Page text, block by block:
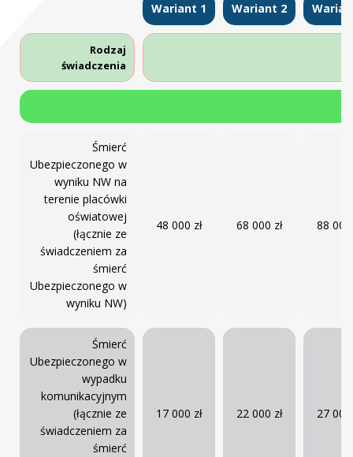
Wariant 1 Wariant 2
Rodzaj
świadczenia
Śmierć
Ubezpieczonego w
wyniku NW na
terenie placówki
oświatowej
(łącznie ze
świadczeniem za
śmierć
Ubezpieczonego w
wyniku NW)
48 000 zł 68 000 zł 88 000
Śmierć
Ubezpieczonego w
wypadku
komunikacyjnym
(łącznie ze
świadczeniem za
śmierć
17 000 zł 22 000 zł 27 000